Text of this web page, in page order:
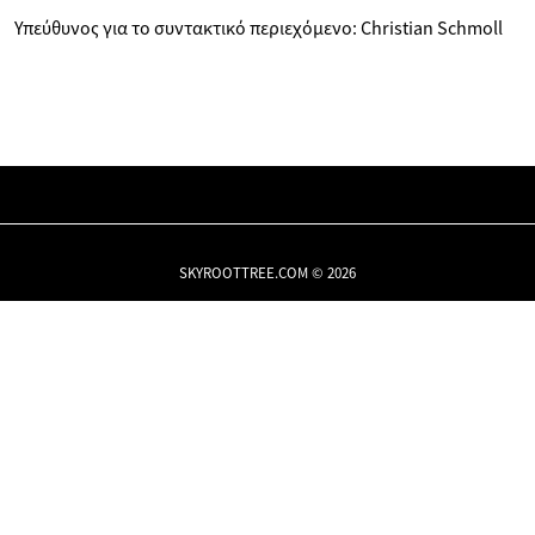
Υπεύθυνος για το συντακτικό περιεχόμενο: Christian Schmoll
SKYROOTTREE.COM © 2026